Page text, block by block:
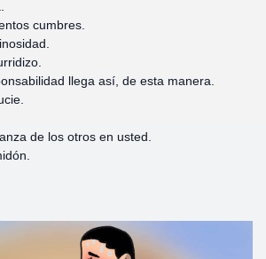
cumbres.
llega así, de esta manera.
de los otros en usted.